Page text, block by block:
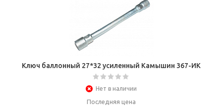
Ключ баллонный 27*32 усиленный Камышин 367-ИК
Нет в наличии
Последняя цена